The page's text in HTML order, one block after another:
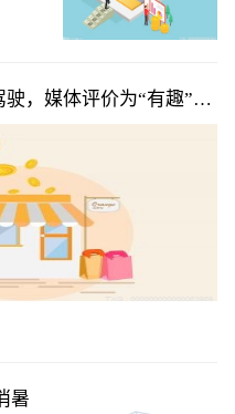
，媒体评价为“有趣”、
暑